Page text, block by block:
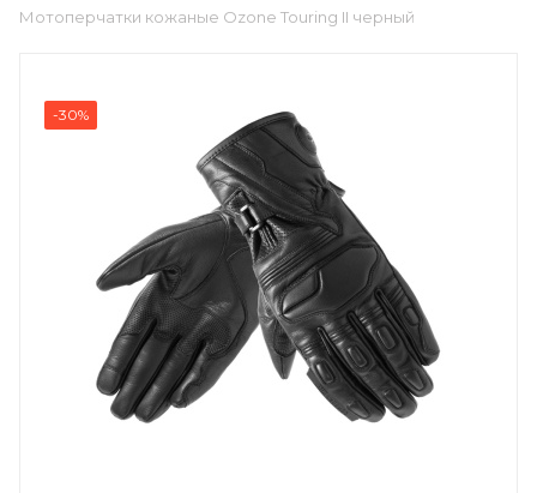
Мотоперчатки кожаные Ozone Touring II черный
-30%